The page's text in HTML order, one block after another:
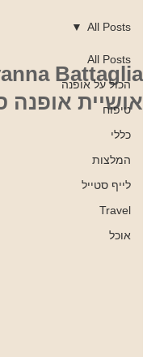
All Posts
הכול על אופנה
טיפוח
כללי
המלצות
לייף סטייל
Travel
אוכל
All Posts
Battaglia
אושיית אופנה